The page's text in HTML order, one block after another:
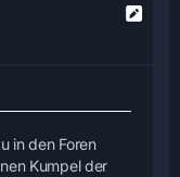
in den Foren
Kumpel der